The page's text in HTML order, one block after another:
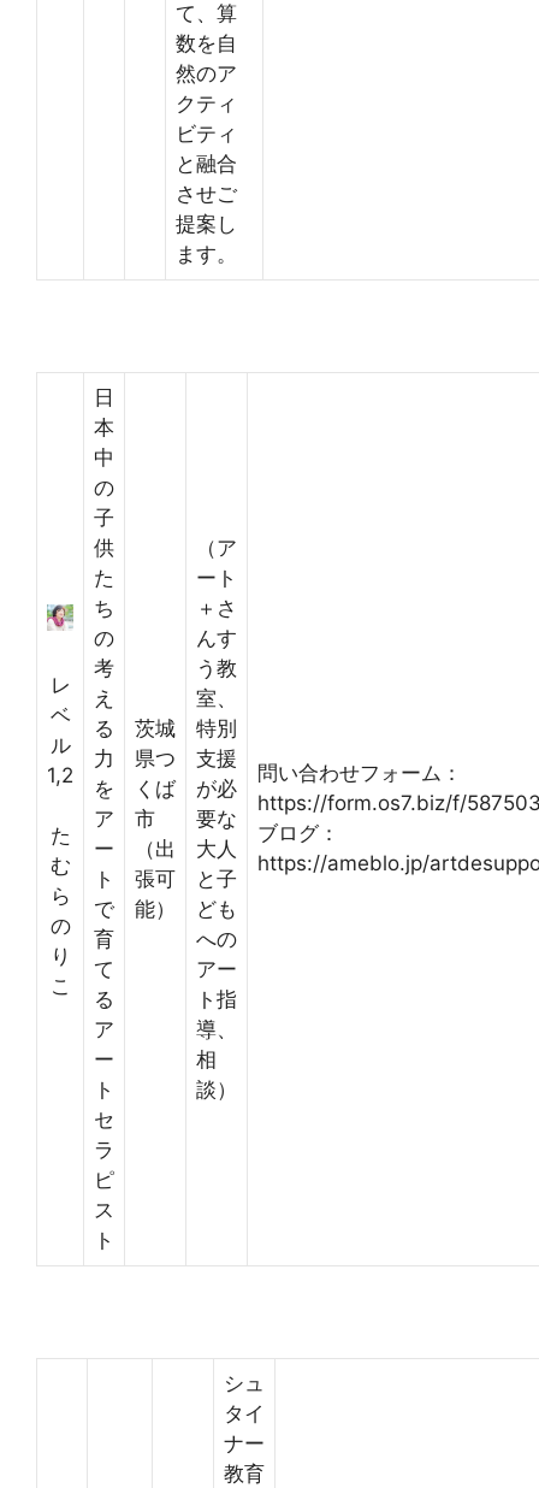
て、算
数を自
然のア
クティ
ビティ
と融合
させご
提案し
ます。
レ
ベ
ル
1,2
た
む
ら
の
り
こ
日
本
中
の
子
供
た
ち
の
考
え
る
力
を
ア
ー
ト
で
育
て
る
ア
ー
ト
セ
ラ
ピ
ス
ト
茨城
県つ
くば
市
（出
張可
能）
（ア
ート
＋さ
んす
う教
室、
特別
支援
が必
要な
大人
と子
ども
への
アー
ト指
導、
相
談）
問い合わせフォーム：
https://form.os7.biz/f/
ブログ：
https://ameblo.jp/
シュ
タイ
ナー
教育